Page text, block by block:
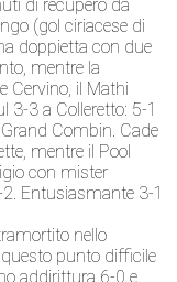
di recupero da
(gol ciriacese di
doppietta con due
mentre la
Cervino, il Mathi
3-3 a Colleretto: 5-1
Combin. Cade
mentre il Pool
con mister
Entusiasmante 3-1
nello
punto difficile
addirittura 6-0 e